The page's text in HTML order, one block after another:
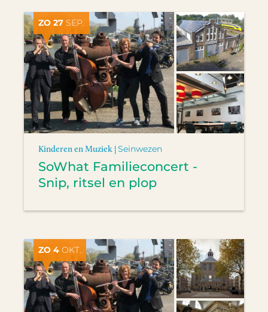
ZO 27 SEP.
Kinderen en Muziek |Seinwezen
SoWhat Familieconcert -
Snip, ritsel en plop
ZO 4 OKT.